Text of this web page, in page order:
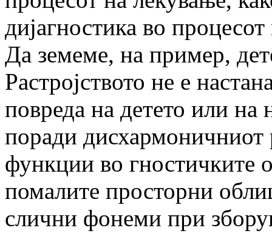
дијагностика во
Да земеме, на пример,
Растројството не е
повреда на детето или на
поради дисхармоничниот
функции во гностичките
помалите просторни
слични фонеми при